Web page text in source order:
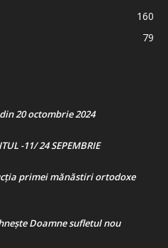
160
79
20 octombrie 2024
-11/ 24 SEPEMBRIE
primei mănăstiri ortodoxe
Doamne sufletul nou